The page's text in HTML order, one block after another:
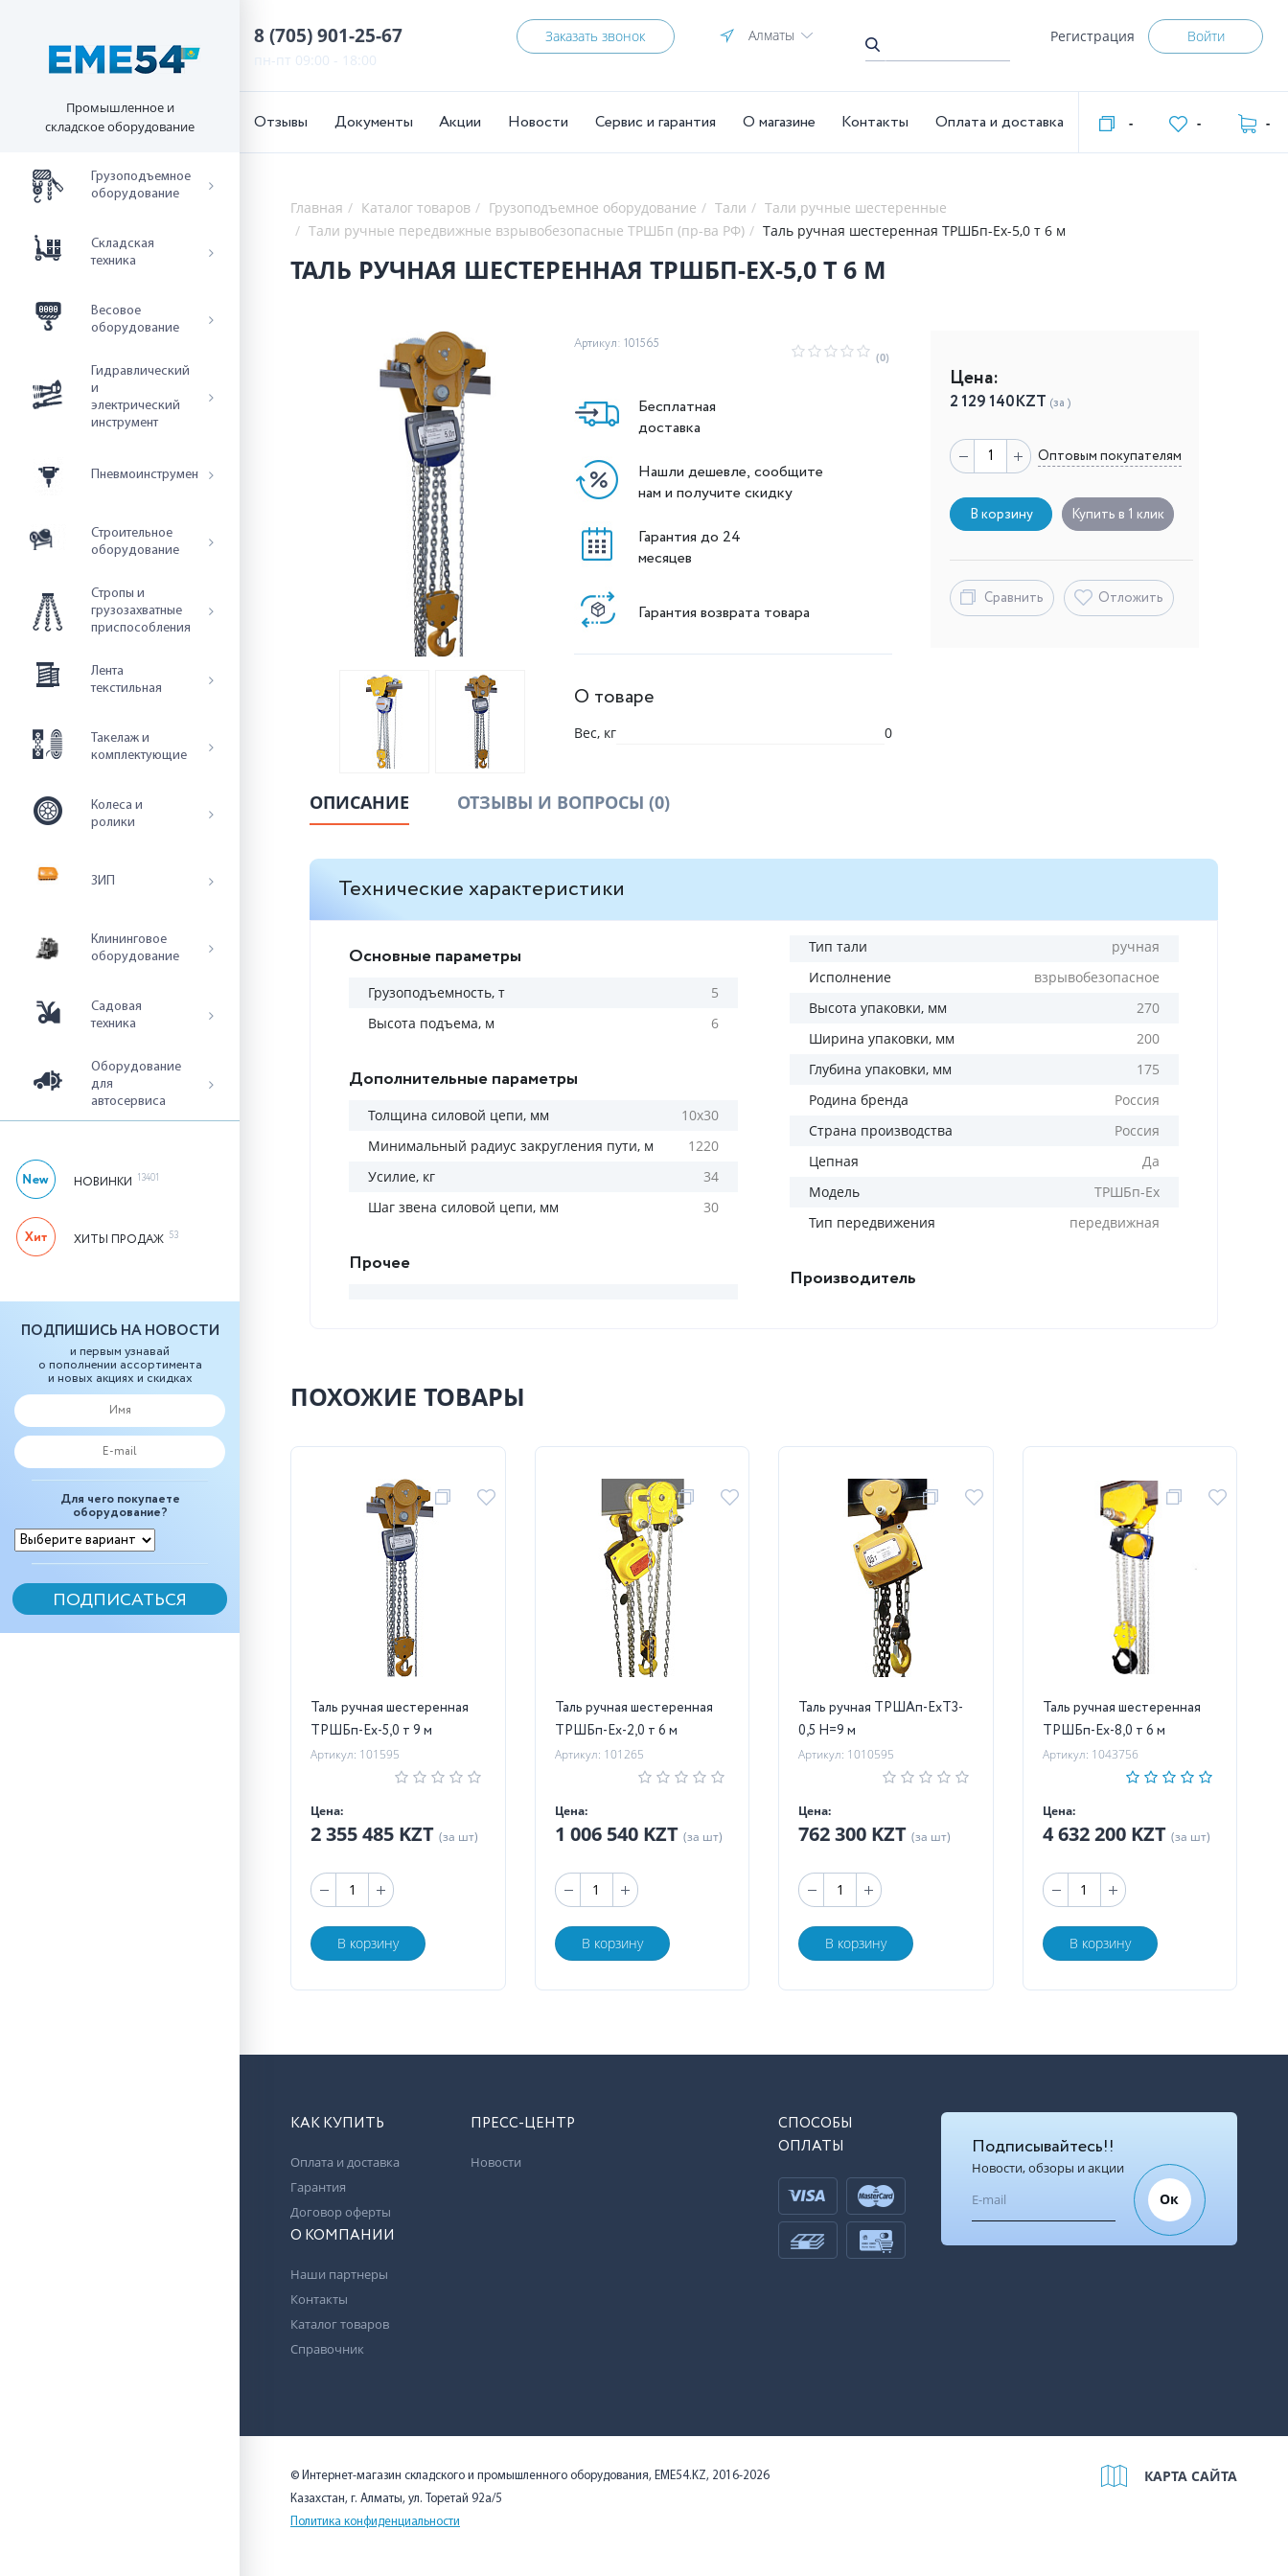
Промышленное и
складское оборудование
Грузоподъемное
оборудование
Складская
техника
Весовое
оборудование
Гидравлический
и
электрический
инструмент
Пневмоинструмент
Строительное
оборудование
Стропы и
грузозахватные
приспособления
Лента
текстильная
Такелаж и
комплектующие
Колеса и
ролики
ЗИП
Клининговое
оборудование
Садовая
техника
Оборудование
для
автосервиса
НОВИНКИ 13401
ХИТЫ ПРОДАЖ 53
ПОДПИШИСЬ НА НОВОСТИ
и первым узнавай
о пополнении ассортимента
и новых акциях и скидках
Для чего покупаете
оборудование?
8 (705) 901-25-67
пн-пт 09:00 - 18:00
Заказать звонок Алматы Регистрация Войти
Отзывы Документы Акции Новости Сервис и гарантия О магазине Контакты Оплата и доставка - - -
Главная Каталог товаров Грузоподъемное оборудование Тали
Тали ручные шестеренные
Тали ручные передвижные взрывобезопасные ТРШБп (пр-ва РФ)
Таль ручная шестеренная ТРШБп-Ех-5,0 т 6 м
ТАЛЬ РУЧНАЯ ШЕСТЕРЕННАЯ ТРШБП-ЕХ-5,0 Т 6 М
Артикул: 101565
(0)
Бесплатная
доставка
Нашли дешевле, сообщите
нам и получите скидку
Гарантия до 24
месяцев
Гарантия возврата товара
О товаре
Вес, кг 0
Цена:
2 129 140KZT (за )
Оптовым покупателям
В корзину Купить в 1 клик
Сравнить Отложить
ОПИСАНИЕ ОТЗЫВЫ И ВОПРОСЫ (0)
Технические характеристики
Основные параметры
Грузоподъемность, т
5
Высота подъема, м
6
Дополнительные параметры
Толщина силовой цепи, мм
10х30
Минимальный радиус закругления пути, м
1220
Усилие, кг
34
Шаг звена силовой цепи, мм
30
Прочее
Тип тали
ручная
Исполнение
взрывобезопасное
Высота упаковки, мм
270
Ширина упаковки, мм
200
Глубина упаковки, мм
175
Родина бренда
Россия
Страна производства
Россия
Цепная
Да
Модель
ТРШБп-Ех
Тип передвижения
передвижная
Производитель
ПОХОЖИЕ ТОВАРЫ
Таль ручная шестеренная
ТРШБп-Ех-5,0 т 9 м
Артикул: 101595
Цена:
2 355 485 KZT (за шт)
В корзину
Таль ручная шестеренная
ТРШБп-Ех-2,0 т 6 м
Артикул: 101265
Цена:
1 006 540 KZT (за шт)
В корзину
Таль ручная ТРШАп-ЕхТ3-
0,5 Н=9 м
Артикул: 1010595
Цена:
762 300 KZT (за шт)
В корзину
Таль ручная шестеренная
ТРШБп-Ех-8,0 т 6 м
Артикул: 1043756
Цена:
4 632 200 KZT (за шт)
В корзину
КАК КУПИТЬ
Оплата и доставка
Гарантия
Договор оферты
ПРЕСС-ЦЕНТР
Новости
О КОМПАНИИ
Наши партнеры
Контакты
Каталог товаров
Справочник
СПОСОБЫ
ОПЛАТЫ
Подписывайтесь!!
Новости, обзоры и акции
Ок
© Интернет-магазин складского и промышленного оборудования, EME54.KZ, 2016-2026
Казахстан, г. Алматы, ул. Торетай 92а/5
Политика конфиденциальности
КАРТА САЙТА